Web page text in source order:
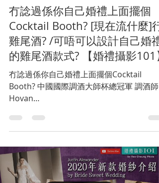
冇諗過係你自己婚禮上面擺個
Cocktail Booth? [現在流什麼]行
雞尾酒? /可唔可以設計自己婚禮
的雞尾酒款式? 【婚禮攝影101
冇諗過係你自己婚禮上面擺個Cocktail
Booth? 中國國際調酒大師杯總冠軍 調酒師 -
Hovan